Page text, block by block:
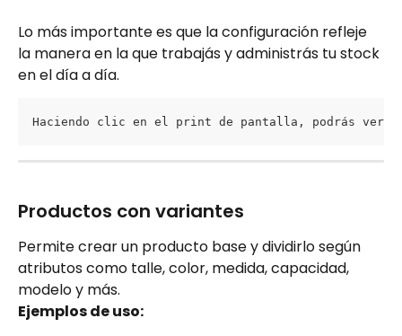
Lo más importante es que la configuración refleje
la manera en la que trabajás y administrás tu stock
en el día a día.
Haciendo clic en el print de pantalla, podrás ver la
Productos con variantes
Permite crear un producto base y dividirlo según
atributos como talle, color, medida, capacidad,
modelo y más.
Ejemplos de uso: